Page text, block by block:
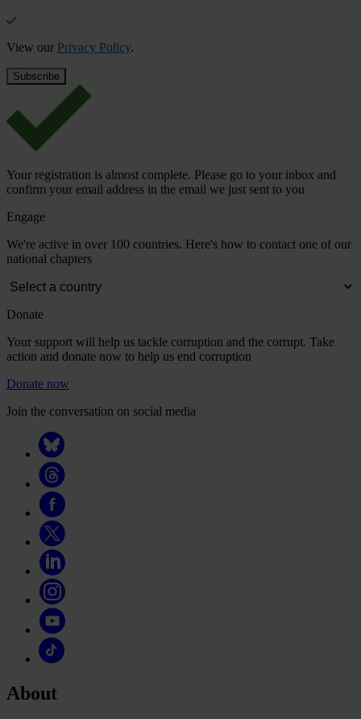
View our Privacy Policy.
Your registration is almost complete. Please go to your inbox and
confirm your email address in the email we just sent to you
Engage
We're active in over 100 countries. Here's how to contact one of our
national chapters
Donate
Your support will help us tackle corruption and the corrupt. Take
action and donate now to help us end corruption
Donate now
Join the conversation on social media
About